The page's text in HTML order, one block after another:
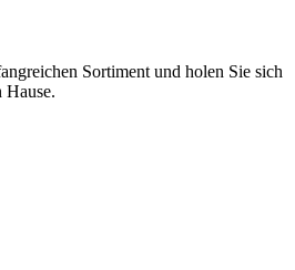
Sortiment und holen Sie sich
Hause.